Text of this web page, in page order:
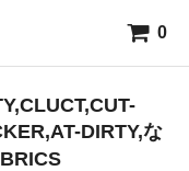
0
DIRTY,な